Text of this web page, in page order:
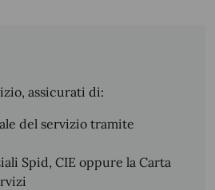
assicurati di:
del servizio tramite
Spid, CIE oppure la Carta